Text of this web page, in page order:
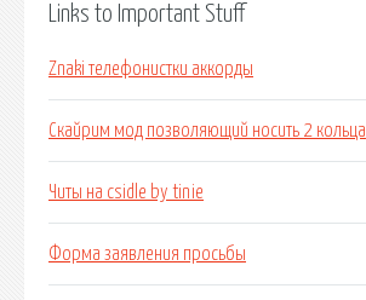
Links to Important Stuff
Znaki телефонистки аккорды
Скайрим мод позволяющий носить 2 кольца
Читы на csidle by tinie
Форма заявления просьбы